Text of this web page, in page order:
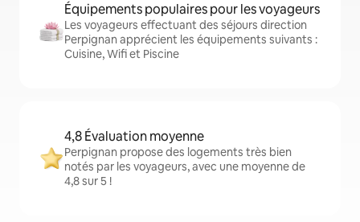
Équipements populaires pour les voyageurs
Les voyageurs effectuant des séjours direction
Perpignan apprécient les équipements suivants :
Cuisine, Wifi et Piscine
4,8 Évaluation moyenne
Perpignan propose des logements très bien
notés par les voyageurs, avec une moyenne de
4,8 sur 5 !